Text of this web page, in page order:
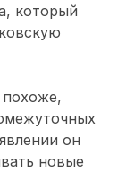
который
похоже,
он
новые